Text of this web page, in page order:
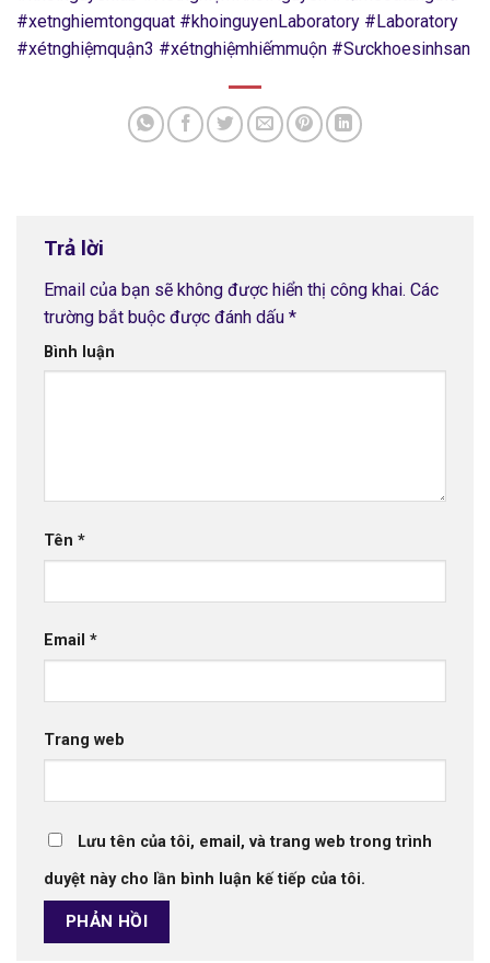
#xetnghiemtongquat #khoinguyenLaboratory #Laboratory
#xétnghiệmquận3 #xétnghiệmhiếmmuộn #Sưckhoesinhsan
Trả lời
Email của bạn sẽ không được hiển thị công khai. Các
trường bắt buộc được đánh dấu *
Bình luận
Tên *
Email *
Trang web
Lưu tên của tôi, email, và trang web trong trình
duyệt này cho lần bình luận kế tiếp của tôi.